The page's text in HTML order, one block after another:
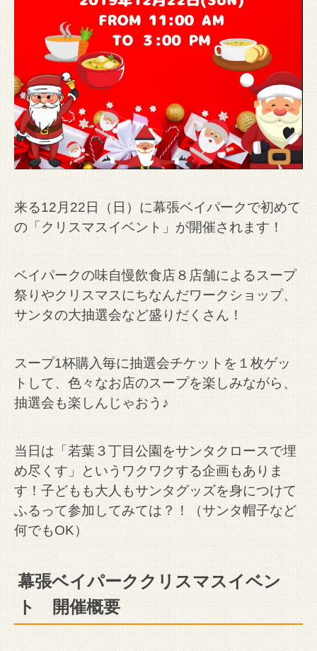
来る12月22日（日）に幕張ベイパークで初めて
の「クリスマスイベント」が開催されます！
ベイパークの味自慢飲食店８店舗によるスープ
祭りやクリスマスにちなんだワークショップ、
サンタの大抽選会など盛りだくさん！
スープ1杯購入毎に抽選会チケットを１枚ゲッ
トして、色々なお店のスープを楽しみながら、
抽選会も楽しんじゃおう♪
当日は「若葉３丁目公園をサンタクロースで埋
め尽くす」というワクワクする企画もありま
す！子どもも大人もサンタグッズを身につけて
ふるって参加してみては？！（サンタ帽子など
何でもOK）
幕張ベイパーククリスマスイベン
ト 開催概要